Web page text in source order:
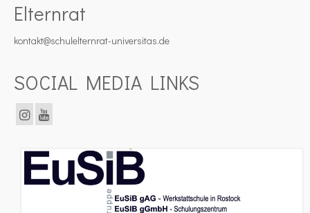
Elternrat
kontakt@schulelternrat-universitas.de
SOCIAL MEDIA LINKS